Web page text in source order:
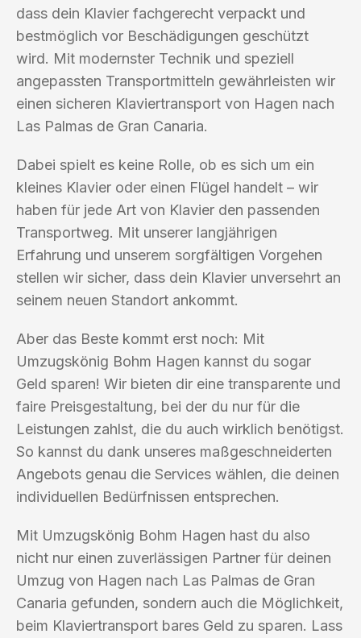
dass dein Klavier fachgerecht verpackt und
bestmöglich vor Beschädigungen geschützt
wird. Mit modernster Technik und speziell
angepassten Transportmitteln gewährleisten wir
einen sicheren Klaviertransport von Hagen nach
Las Palmas de Gran Canaria.
Dabei spielt es keine Rolle, ob es sich um ein
kleines Klavier oder einen Flügel handelt – wir
haben für jede Art von Klavier den passenden
Transportweg. Mit unserer langjährigen
Erfahrung und unserem sorgfältigen Vorgehen
stellen wir sicher, dass dein Klavier unversehrt an
seinem neuen Standort ankommt.
Aber das Beste kommt erst noch: Mit
Umzugskönig Bohm Hagen kannst du sogar
Geld sparen! Wir bieten dir eine transparente und
faire Preisgestaltung, bei der du nur für die
Leistungen zahlst, die du auch wirklich benötigst.
So kannst du dank unseres maßgeschneiderten
Angebots genau die Services wählen, die deinen
individuellen Bedürfnissen entsprechen.
Mit Umzugskönig Bohm Hagen hast du also
nicht nur einen zuverlässigen Partner für deinen
Umzug von Hagen nach Las Palmas de Gran
Canaria gefunden, sondern auch die Möglichkeit,
beim Klaviertransport bares Geld zu sparen. Lass